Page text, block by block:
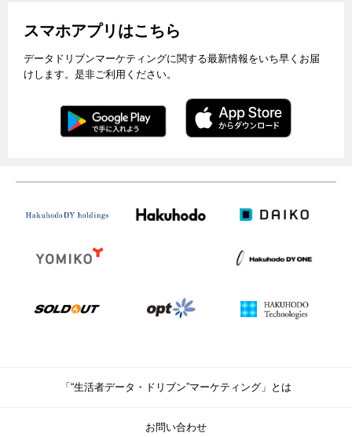
スマホアプリはこちら
データドリブンマーケティングに関する最新情報をいち早くお届
けします。是非ご利用ください。
「“生活者データ・ドリブン”マーケティング」とは
お問い合わせ